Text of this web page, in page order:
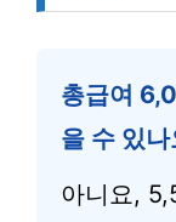
총급여
을 수 있
아니요,